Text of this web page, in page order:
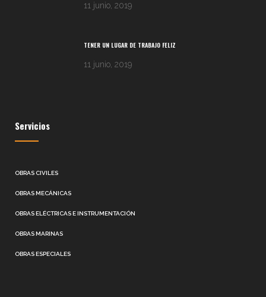
11 junio, 2019
TENER UN LUGAR DE TRABAJO FELIZ
11 junio, 2019
Servicios
OBRAS CIVILES
OBRAS MECÁNICAS
OBRAS ELÉCTRICAS E INSTRUMENTACIÓN
OBRAS MARINAS
OBRAS ESPECIALES